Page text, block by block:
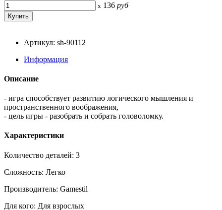
x 136 руб
Артикул: sh-90112
Информация
Описание
- игра способствует развитию логического мышления и
пространственного воображения,
- цель игры - разобрать и собрать головоломку.
Характеристики
Количество деталей: 3
Сложность: Легко
Производитель: Gamestil
Для кого: Для взрослых